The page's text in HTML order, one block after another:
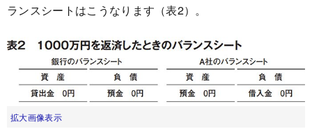
ランスシートはこうなります（表2）。
拡大画像表示